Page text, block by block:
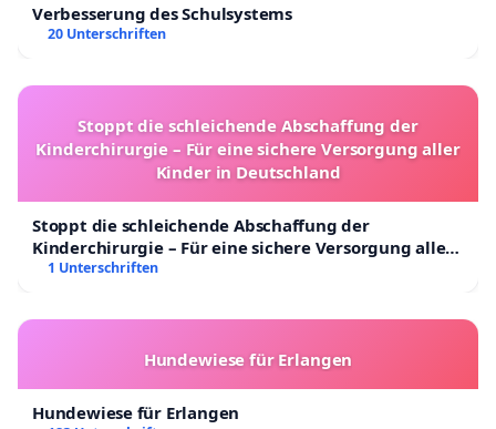
Verbesserung des Schulsystems
20 Unterschriften
Stoppt die schleichende Abschaffung der
Kinderchirurgie – Für eine sichere Versorgung aller
Kinder in Deutschland
Stoppt die schleichende Abschaffung der
Kinderchirurgie – Für eine sichere Versorgung aller
Kinder in Deutschland
1 Unterschriften
Hundewiese für Erlangen
Hundewiese für Erlangen